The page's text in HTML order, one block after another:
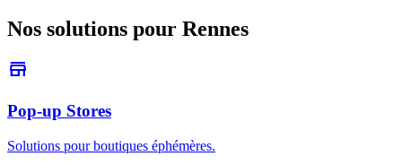
Nos solutions pour Rennes
store
Pop-up Stores
Solutions pour boutiques éphémères.